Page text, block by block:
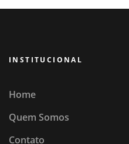
INSTITUCIONAL
Home
Quem Somos
Contato